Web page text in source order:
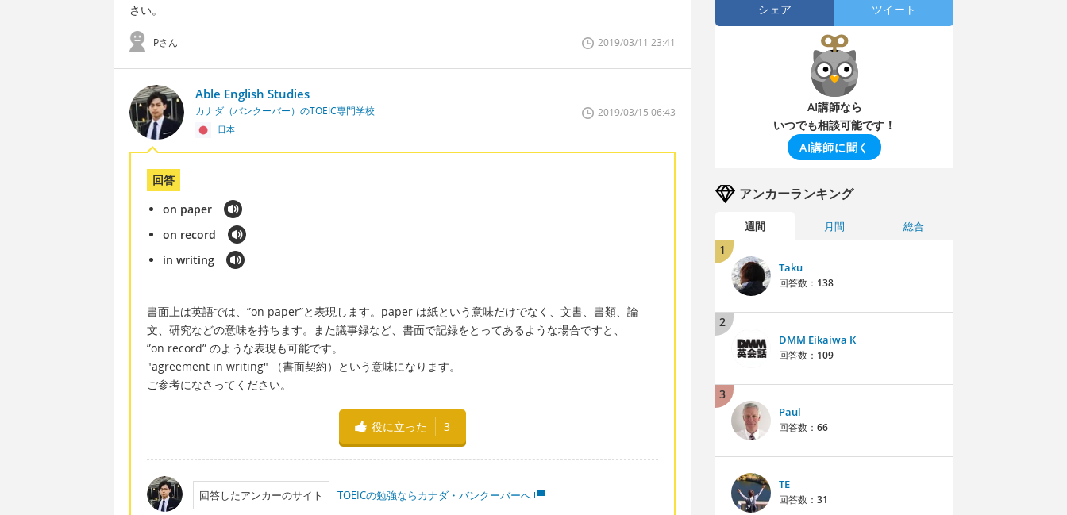
さい。
Pさん 2019/03/11 23:41
Able English Studies
カナダ（バンクーバー）のTOEIC専門学校
日本
2019/03/15 06:43
回答
on paper
on record
in writing
書面上は英語では、”on paper”と表現します。paper は紙という意味だけでなく、文書、書類、論
文、研究などの意味を持ちます。また議事録など、書面で記録をとってあるような場合ですと、
”on record” のような表現も可能です。
"agreement in writing" （書面契約）という意味になります。
ご参考になさってください。
役に立った 3
回答したアンカーのサイト TOEICの勉強ならカナダ・バンクーバーへ
シェア ツイート
AI講師なら
いつでも相談可能です！
AI講師に聞く
アンカーランキング
週間 月間 総合
1
Taku
回答数： 138
2
DMM Eikaiwa K
回答数： 109
3
Paul
回答数： 66
TE
回答数： 31